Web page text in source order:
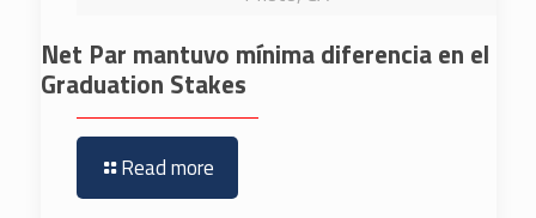
Net Par mantuvo mínima diferencia en el
Graduation Stakes
Read more